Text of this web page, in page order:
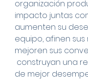
organización
impacto juntas
aumenten su
equipo, afinen sus
mejoren sus
construyan una
de mejor